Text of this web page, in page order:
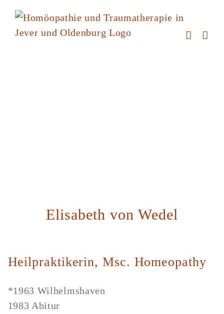
Inhalt
springen
Elisabeth von Wedel
Heilpraktikerin, Msc. Homeopathy
*1963 Wilhelmshaven
1983 Abitur